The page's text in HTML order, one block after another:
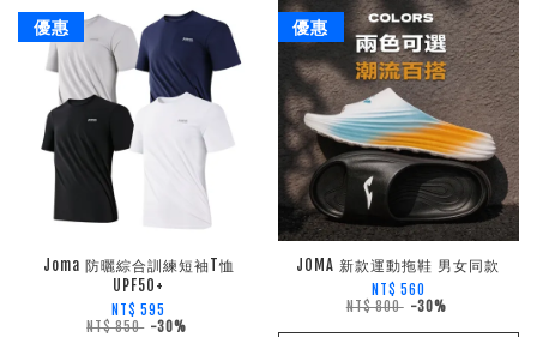
優惠
Joma 防曬綜合訓練短袖T恤
UPF50+
NT$ 595
NT$ 850 -30%
優惠
JOMA 新款運動拖鞋 男女同款
NT$ 560
NT$ 800 -30%